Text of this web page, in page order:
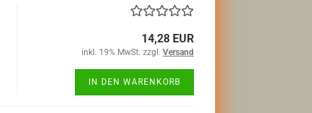
14,28 EUR
inkl. 19% MwSt. zzgl. Versand
IN DEN WARENKORB